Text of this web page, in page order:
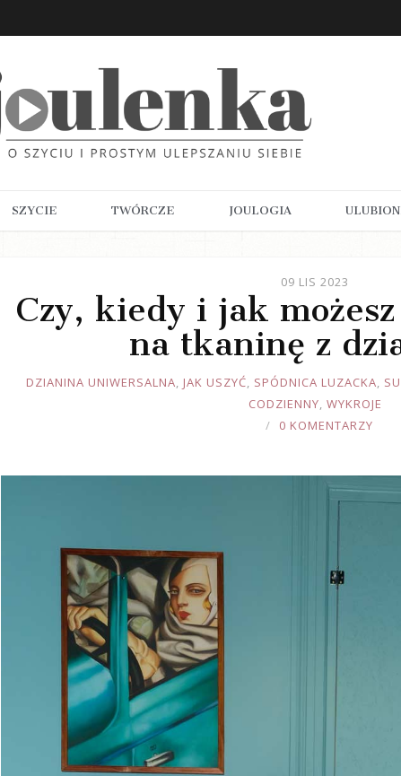
SZYCIE TWÓRCZE JOULOGIA
09 LIS 2023
Czy, kiedy i jak
na tkaninę z
JOULEDZIANINA UNIWERSALNA, JAK USZYĆ, SPÓDNICA LUZACKA,
CODZIENNY, WYKROJE
0 KOMENTARZY